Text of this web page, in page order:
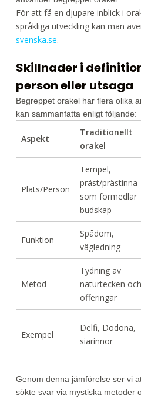
För att få en djupare inblick i
språkliga utveckling kan man
svenska.se.
Skillnader i
person eller utsaga
Begreppet orakel har flera olika
kan sammanfatta enligt följande:
Aspekt
Traditionellt
orakel
Plats/Person
Tempel,
präst/prästinna
som förmedlar
budskap
Funktion
Spådom,
vägledning
Metod
Tydning av
naturtecken och
offeringar
Exempel
Delfi, Dodona,
siarinnor
Genom denna jämförelse ser vi
sökte svar via mystiska metoder